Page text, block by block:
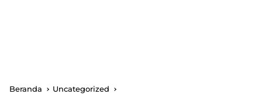
Beranda Uncategorized